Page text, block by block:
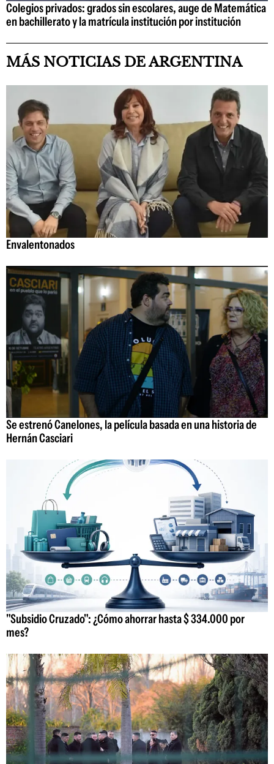
Colegios privados: grados sin escolares, auge de Matemática
en bachillerato y la matrícula institución por institución
MÁS NOTICIAS DE ARGENTINA
Envalentonados
Se estrenó Canelones, la película basada en una historia de
Hernán Casciari
"Subsidio Cruzado": ¿Cómo ahorrar hasta $ 334.000 por
mes?